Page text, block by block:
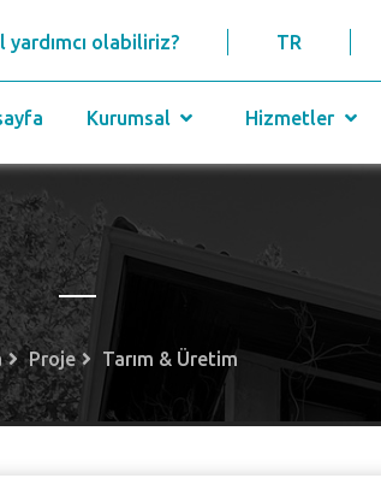
yardımcı olabiliriz? TR
Kurumsal Hizmetler
Proje Tarım & Üretim